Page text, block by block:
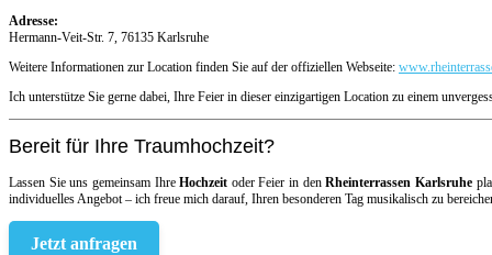
Adresse:
Hermann-Veit-Str. 7, 76135 Karlsruhe
Weitere Informationen zur Location finden Sie auf der offiziellen Webseite:
Ich unterstütze Sie gerne dabei, Ihre Feier in dieser einzigartigen Location zu einem
Bereit für Ihre Traumhochzeit?
Lassen Sie uns gemeinsam IhreHochzeit oder Feier in denRheinterrassen Karlsruhe
individuelles Angebot – ich freue mich darauf, Ihren besonderen Tag musikalisch zu
Jetzt anfragen